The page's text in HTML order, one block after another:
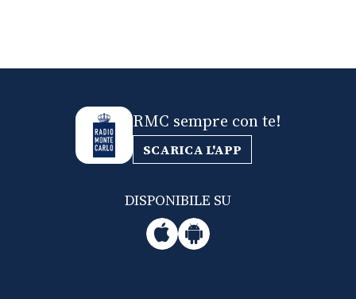
RMC sempre con te!
SCARICA L'APP
DISPONIBILE SU